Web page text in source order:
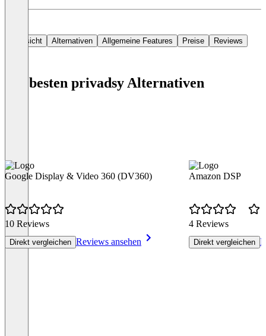
Übersicht Alternativen Allgemeine Features Preise Reviews
Die besten privadsy Alternativen
Google Display & Video 360 (DV360)
10 Reviews
Direkt vergleichen Reviews ansehen
Amazon DSP
4 Reviews
Direkt vergleichen